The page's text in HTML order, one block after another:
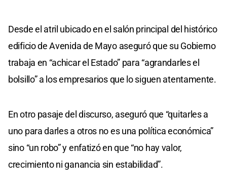
Desde el atril ubicado en el salón principal del histórico
edificio de Avenida de Mayo aseguró que su Gobierno
trabaja en “achicar el Estado” para “agrandarles el
bolsillo” a los empresarios que lo siguen atentamente.
En otro pasaje del discurso, aseguró que “quitarles a
uno para darles a otros no es una política económica”
sino “un robo” y enfatizó en que “no hay valor,
crecimiento ni ganancia sin estabilidad”.